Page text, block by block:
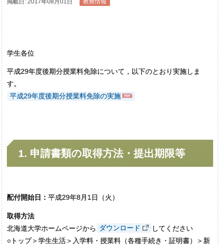
学生各位
平成29年度後期分授業料免除について，以下のとおり実施しま
す。
平成29年度後期分授業料免除の実施
1. 申請書類の取得方法・提出期限等
配付開始日： 平成29年8月1日（火）
取得方法
北海道大学ホームページから ダウンロード
してください
○トップ＞学生生活＞入学料・授業料（各種手続き・証明書）＞新